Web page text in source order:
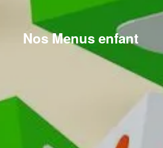
Nos Menus enfant